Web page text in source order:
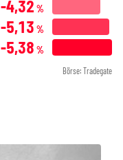
-4,32 %
-5,13 %
-5,38 %
Börse: Tradegate